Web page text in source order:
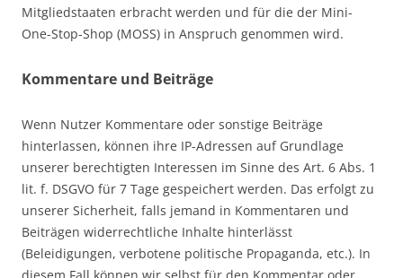
Mitgliedstaaten erbracht werden und für die der Mini-
One-Stop-Shop (MOSS) in Anspruch genommen wird.
Kommentare und Beiträge
Wenn Nutzer Kommentare oder sonstige Beiträge
hinterlassen, können ihre IP-Adressen auf Grundlage
unserer berechtigten Interessen im Sinne des Art. 6 Abs. 1
lit. f. DSGVO für 7 Tage gespeichert werden. Das erfolgt zu
unserer Sicherheit, falls jemand in Kommentaren und
Beiträgen widerrechtliche Inhalte hinterlässt
(Beleidigungen, verbotene politische Propaganda, etc.). In